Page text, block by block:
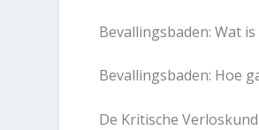
Bevallingsbaden: Wat
Bevallingsbaden: Hoe
De Kritische